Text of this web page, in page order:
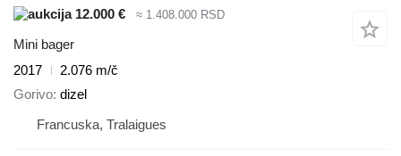
12.000 €
≈ 1.408.000 RSD
Mini bager
2017
2.076 m/č
Gorivo dizel
Francuska, Tralaigues